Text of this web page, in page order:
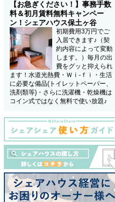
【お急ぎください！】事務手数
料＆初月賃料無料キャンペー
ン！シェアハウス保土ヶ谷
初期費用3万円でご
入居できます♪（契
約内容によって変動
します。）毎月の出
費をグッと抑えられ
ます！水道光熱費・Ｗｉ-ｆｉ・生活
に必要な備品(トイレットペーパー、
洗剤類等)・さらに洗濯機・乾燥機は
コイン式ではなく無料で使い放題♪